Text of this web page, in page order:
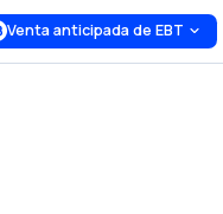
Venta anticipada de EBT